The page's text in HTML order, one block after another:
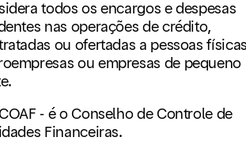
todos os encargos e despesas
nas operações de crédito,
ou ofertadas a pessoas
ou empresas de pequeno
- é o Conselho de Controle de
Financeiras.